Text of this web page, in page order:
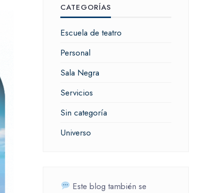
CATEGORÍAS
Escuela de teatro
Personal
Sala Negra
Servicios
Sin categoría
Universo
Este blog también se